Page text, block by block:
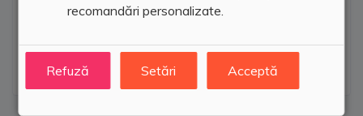
recomandări personalizate.
Refuză Setări Acceptă